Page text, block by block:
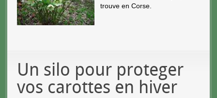
trouve en Corse.
Un silo pour proteger
vos carottes en hiver